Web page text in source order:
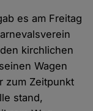
es am Freitag
kirchlichen
Wagen
zum Zeitpunkt
stand,